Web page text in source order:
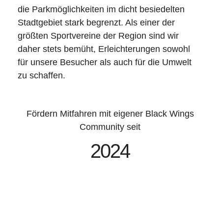
Fördern Mitfahren mit eigener Black Wings
Community seit
2024
die Parkmöglichkeiten im dicht besiedelten
Stadtgebiet stark begrenzt. Als einer der
größten Sportvereine der Region sind wir
daher stets bemüht, Erleichterungen sowohl
für unsere Besucher als auch für die Umwelt
zu schaffen.